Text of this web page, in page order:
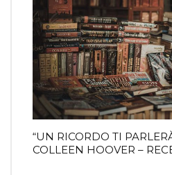
“UN RICORDO TI
COLLEEN HOOVER –